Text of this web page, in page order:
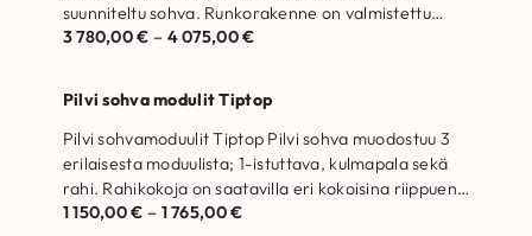
suunniteltu sohva. Runkorakenne on valmistettu…
3 780,00€ – 4 075,00€
Pilvi sohva modulit Tiptop
Pilvi sohvamoduulit Tiptop Pilvi sohva muodostuu 3
erilaisesta moduulista; 1-istuttava, kulmapala sekä
rahi. Rahikokoja on saatavilla eri kokoisina riippuen
rahin…
1 150,00€ – 1 765,00€